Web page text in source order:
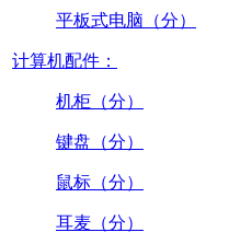
平板式电脑（分）
计算机配件：
机柜（分）
键盘（分）
鼠标（分）
耳麦（分）